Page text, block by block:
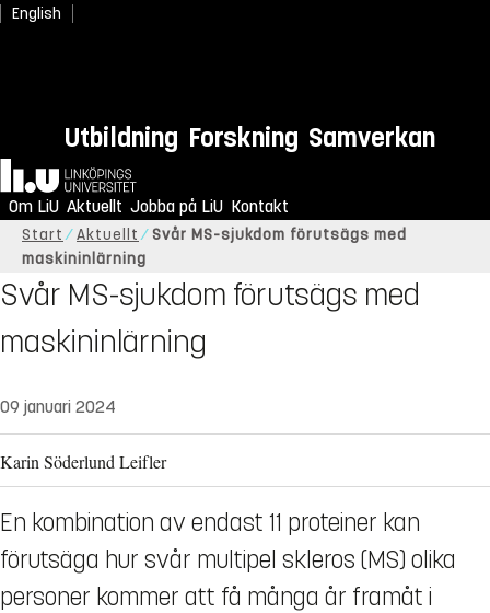
English
Utbildning Forskning Samverkan
Hem
Om LiU Aktuellt Jobba på LiU Kontakt
Start Aktuellt
Svår MS-sjukdom förutsägs med
maskininlärning
Svår MS-sjukdom förutsägs med
maskininlärning
09 januari 2024
Karin Söderlund Leifler
En kombination av endast 11 proteiner kan
förutsäga hur svår multipel skleros (MS) olika
personer kommer att få många år framåt i